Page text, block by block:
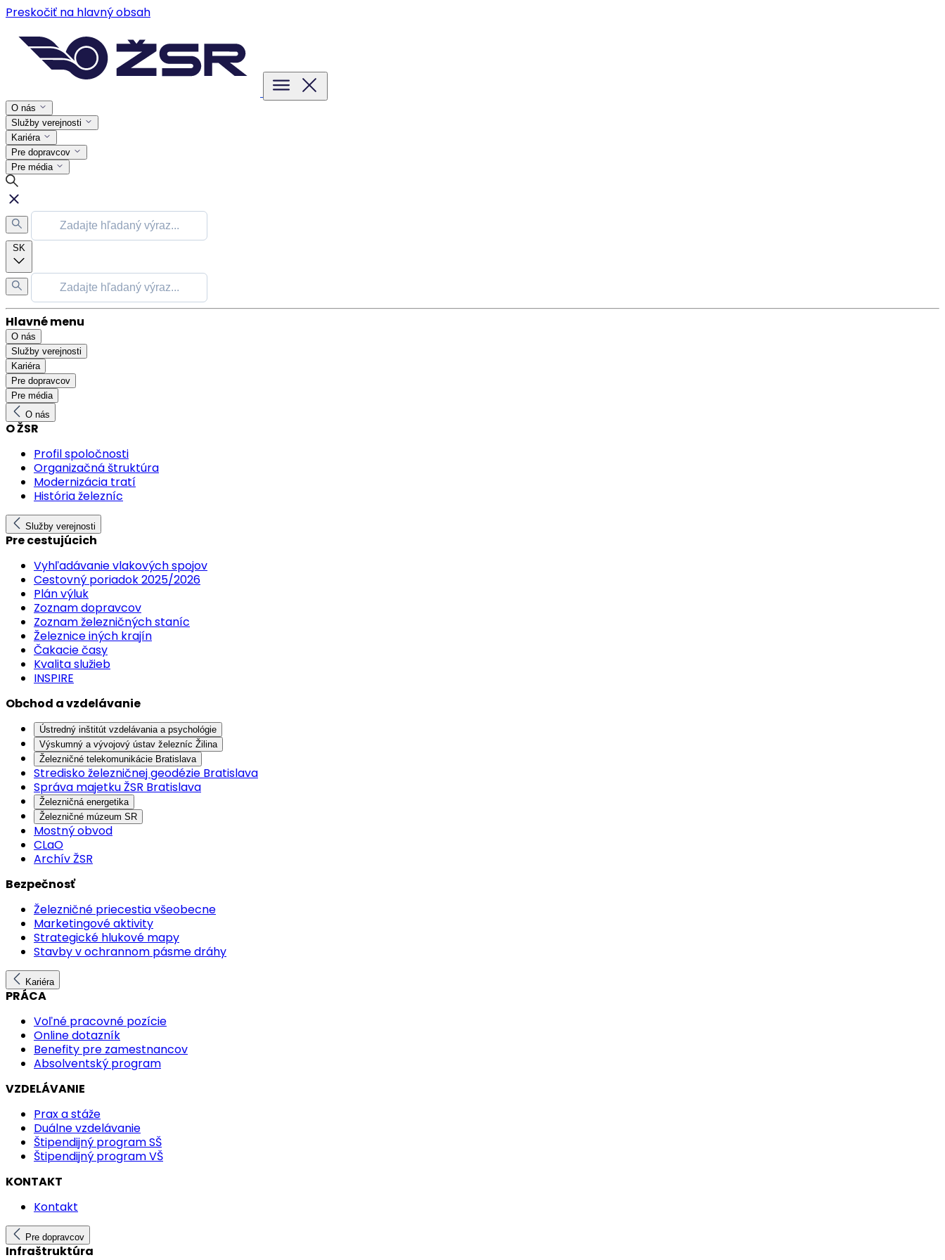
Preskočiť na hlavný obsah
O nás
Služby verejnosti
Kariéra
Pre dopravcov
Pre média
SK
Hlavné menu
O nás
Služby verejnosti
Kariéra
Pre dopravcov
Pre média
O nás
O ŽSR
Profil spoločnosti
Organizačná štruktúra
Modernizácia tratí
História železníc
Služby verejnosti
Pre cestujúcich
Vyhľadávanie vlakových spojov
Cestovný poriadok 2025/2026
Plán výluk
Zoznam dopravcov
Zoznam železničných staníc
Železnice iných krajín
Čakacie časy
Kvalita služieb
INSPIRE
Obchod a vzdelávanie
Ústredný inštitút vzdelávania a psychológie
Výskumný a vývojový ústav železníc Žilina
Železničné telekomunikácie Bratislava
Stredisko železničnej geodézie Bratislava
Správa majetku ŽSR Bratislava
Železničná energetika
Železničné múzeum SR
Mostný obvod
CLaO
Archív ŽSR
Bezpečnosť
Železničné priecestia všeobecne
Marketingové aktivity
Strategické hlukové mapy
Stavby v ochrannom pásme dráhy
Kariéra
PRÁCA
Voľné pracovné pozície
Online dotazník
Benefity pre zamestnancov
Absolventský program
VZDELÁVANIE
Prax a stáže
Duálne vzdelávanie
Štipendijný program SŠ
Štipendijný program VŠ
KONTAKT
Kontakt
Pre dopravcov
Infraštruktúra